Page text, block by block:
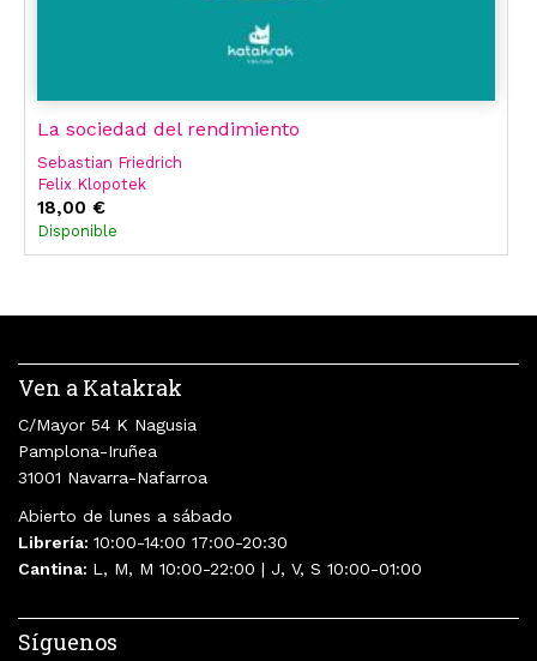
La sociedad del rendimiento
Sebastian Friedrich
Felix Klopotek
Dars Distelhorst
Detlef Hartmann
Volker Schürmann
18,00 €
Disponible
Ven a Katakrak
C/Mayor 54 K Nagusia
Pamplona-Iruñea
31001 Navarra-Nafarroa
Abierto de lunes a sábado
Librería: 10:00-14:00 17:00-20:30
Cantina: L, M, M 10:00-22:00 | J, V, S 10:00-01:00
Síguenos